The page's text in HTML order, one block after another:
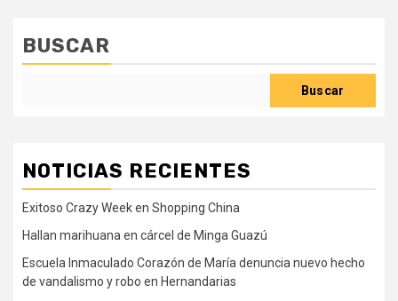
entradas
BUSCAR
Buscar
NOTICIAS RECIENTES
Exitoso Crazy Week en Shopping China
Hallan marihuana en cárcel de Minga Guazú
Escuela Inmaculado Corazón de María denuncia nuevo hecho
de vandalismo y robo en Hernandarias